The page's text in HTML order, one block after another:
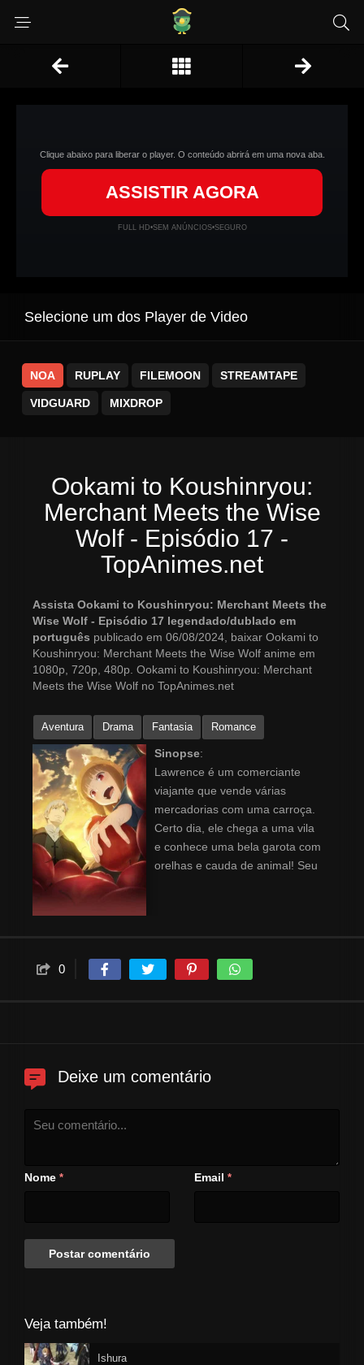
Clique abaixo para liberar o player. O conteúdo abrirá em uma nova aba.
ASSISTIR AGORA
FULL HD•SEM ANÚNCIOS•SEGURO
Selecione um dos Player de Video
NOA RUPLAY FILEMOON STREAMTAPE
VIDGUARD MIXDROP
Ookami to Koushinryou:
Merchant Meets the Wise
Wolf - Episódio 17 -
TopAnimes.net
Assista Ookami to Koushinryou: Merchant Meets the
Wise Wolf - Episódio 17 legendado/dublado em
português publicado em 06/08/2024, baixar Ookami to
Koushinryou: Merchant Meets the Wise Wolf anime em
1080p, 720p, 480p. Ookami to Koushinryou: Merchant
Meets the Wise Wolf no TopAnimes.net
Aventura Drama Fantasia Romance
Sinopse:
Lawrence é um comerciante
viajante que vende várias
mercadorias com uma carroça.
Certo dia, ele chega a uma vila
e conhece uma bela garota com
orelhas e cauda de animal! Seu
para levá-la. Agora, o
comerciante solitário e a loba
0
Deixe um comentário
Nome * Email *
Veja também!
Ishura